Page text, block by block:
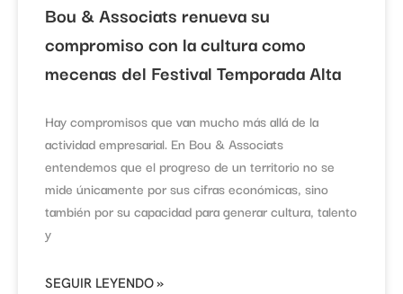
Bou & Associats renueva su
compromiso con la cultura como
mecenas del Festival Temporada Alta
Hay compromisos que van mucho más allá de la
actividad empresarial. En Bou & Associats
entendemos que el progreso de un territorio no se
mide únicamente por sus cifras económicas, sino
también por su capacidad para generar cultura, talento
y
SEGUIR LEYENDO »